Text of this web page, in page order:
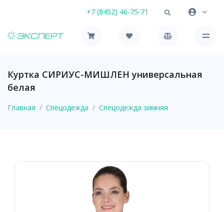
+7 (8452) 46-75-71
Куртка СИРИУС-МИШЛЕН универсальная
белая
Главная Спецодежда Спецодежда зимняя